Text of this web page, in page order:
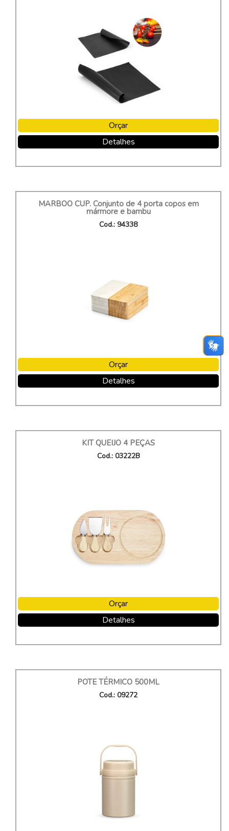
Orçar
Detalhes
MARBOO CUP. Conjunto de 4 porta copos em
mármore e bambu
Cod.: 94338
Orçar
Detalhes
KIT QUEIJO 4 PEÇAS
Cod.: 03222B
Orçar
Detalhes
POTE TÉRMICO 500ML
Cod.: 09272